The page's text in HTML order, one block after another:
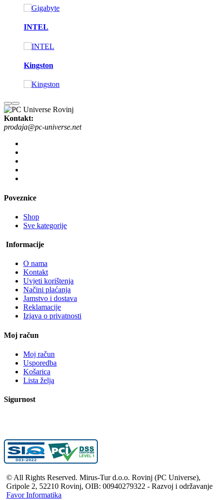
INTEL
Kingston
Kontakt:
prodaja@pc-universe.net
Poveznice
Shop
Sve kategorije
Informacije
O nama
Kontakt
Uvjeti korištenja
Načini plaćanja
Jamstvo i dostava
Reklamacije
Izjava o privatnosti
Moj račun
Moj račun
Usporedba
Košarica
Lista želja
Sigurnost
© All Rights Reserved. Mirus-Tur d.o.o. Rovinj (PC Universe),
Gripole 2, 52210 Rovinj, OIB: 00940279322 - Razvoj i održavanje
Favor Informatika